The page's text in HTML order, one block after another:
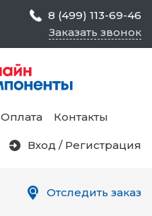
8 (499) 113-69-46
Заказать звонок
Оплата Контакты
Вход / Регистрация
Отследить заказ